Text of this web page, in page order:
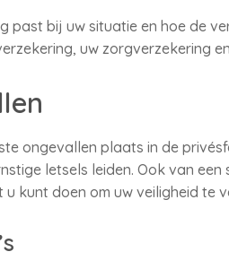
past bij uw situatie en hoe de
uw zorgverzekering
ongevallen plaats in de
letsels leiden. Ook van
u kunt doen om uw veiligheid te